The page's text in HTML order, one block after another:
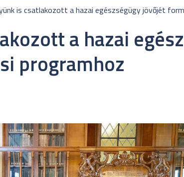
is csatlakozott a hazai egészségügy jövőjét
a hazai
programhoz